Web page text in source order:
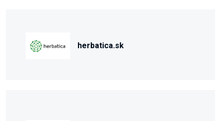
herbatica.sk